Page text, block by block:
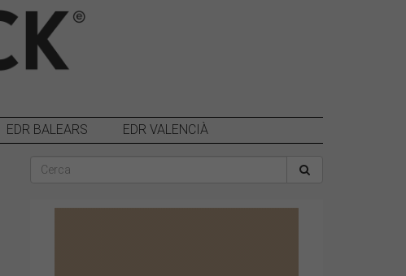
EDR BALEARS EDR VALENCIÀ